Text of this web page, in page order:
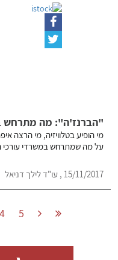
"הברנז'ה": מה מתרחש
מי הופיע בטלוויזיה, מי הרצה
על מה שמתרחש במשרדי עורכי
15/11/2017 , עו"ד לילך דניאל
4 5